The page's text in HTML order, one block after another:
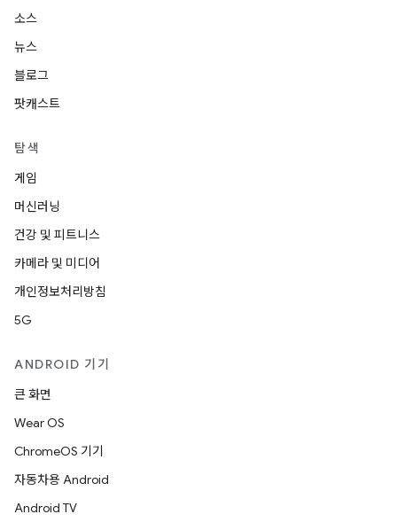
소스
뉴스
블로그
팟캐스트
탐색
게임
머신러닝
건강 및 피트니스
카메라 및 미디어
개인정보처리방침
5G
ANDROID 기기
큰 화면
Wear OS
ChromeOS 기기
자동차용 Android
Android TV